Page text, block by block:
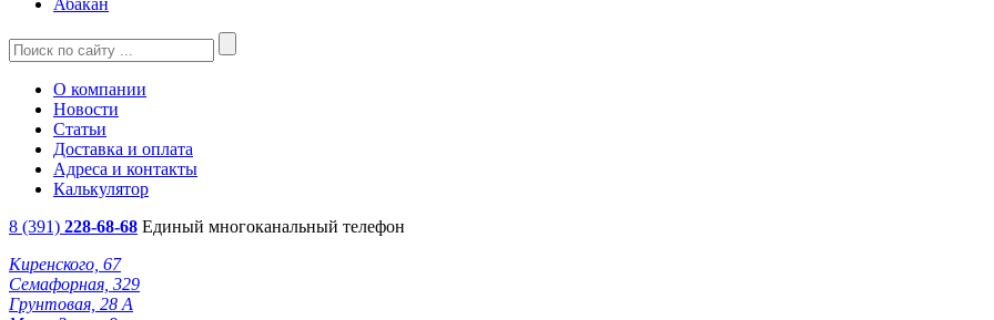
О компании
Новости
Статьи
Доставка и оплата
Адреса и контакты
Калькулятор
8 (391) 228-68-68 Единый многоканальный телефон
Киренского, 67
Семафорная, 329
Грунтовая, 28 А